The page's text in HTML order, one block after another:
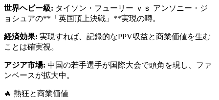
世界ヘビー級: タイソン・フューリー ｖｓ アンソニー・ジ
ョシュアの**「英国頂上決戦」**実現の噂。
経済効果: 実現すれば、記録的なPPV収益と商業価値を生む
ことは確実視。
アジア市場: 中国の若手選手が国際大会で頭角を現し、ファ
ンベースが拡大中。
🔥 熱狂と商業価値